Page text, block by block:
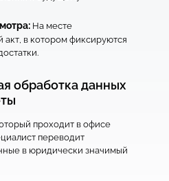
На месте
акт, в котором фиксируются
обработка данных
проходит в офисе
переводит
в юридически значимый